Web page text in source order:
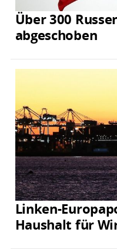
Über 300
abgeschoben
Linken-
Haushalt für